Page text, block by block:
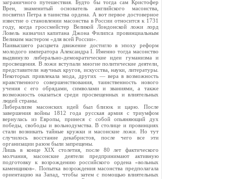
заграничного путешествия. Будто бы тогда сам Кристофер
Врен, знаменитый основатель английского масонства,
посвятил Петра в таинства ордена. А вот первое достоверное
известие о становлении масонства в России относится к 1731
году, когда гроссмейстер Великой Лондонской ложи лорд
Ловель назначил капитана Джона Филипса провинциальным
Великим мастером «для всей России».
Наивысшего расцвета движение достигло в эпоху реформ
молодого императора Александра I. Именно тогда масонство
выдвинуло либерально-демократические идеи гуманизма и
просвещения. В ложи вступали многие политические деятели,
представители научных кругов, искусства, науки, литературы.
Некоторых привлекала мода, других — вера в возможность
нравственного совершенствования, таинственность нового
учения с его обрядами, символами и званиями, а также
возможность оказаться среди просвещенных и влиятельных
людей страны.
Либерализм масонских идей был близок и царю. После
завершения войны 1812 года русская армия с триумфом
вернулась из Европы, принеся с собой опьяняющий дух
победы, свободы и вольнодумства. В столице и провинциях
стали возникать тайные кружки и масонские ложи. Но тут
случилось восстание декабристов, после чего все эти
организации разом были запрещены.
Лишь в конце XIX столетия, после 80 лет фактического
молчания, масонские деятели предпринимают активную
подготовку к возрождению российского ордена «вольных
каменщиков». Попытка возрождения масонства предполагала
ориентацию на Запад, чтобы затем с помощью влиятельных